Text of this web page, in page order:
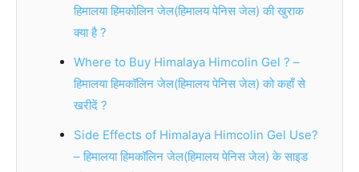
हिमालया हिमकोलिन जेल(हिमालय पेनिस जेल) की खुराक
क्या है ?
Where to Buy Himalaya Himcolin Gel ? –
हिमालया हिमकॉलिन जेल(हिमालय पेनिस जेल) को कहाँ से
खरीदें ?
Side Effects of Himalaya Himcolin Gel Use?
– हिमालया हिमकॉलिन जेल(हिमालय पेनिस जेल) के साइड